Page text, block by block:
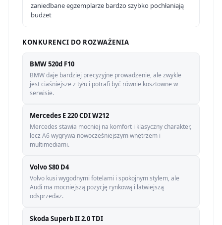
zaniedbane egzemplarze bardzo szybko pochłaniają
budżet
KONKURENCI DO ROZWAŻENIA
BMW 520d F10
BMW daje bardziej precyzyjne prowadzenie, ale zwykle
jest ciaśniejsze z tyłu i potrafi być równie kosztowne w
serwisie.
Mercedes E 220 CDI W212
Mercedes stawia mocniej na komfort i klasyczny charakter,
lecz A6 wygrywa nowocześniejszym wnętrzem i
multimediami.
Volvo S80 D4
Volvo kusi wygodnymi fotelami i spokojnym stylem, ale
Audi ma mocniejszą pozycję rynkową i łatwiejszą
odsprzedaż.
Skoda Superb II 2.0 TDI